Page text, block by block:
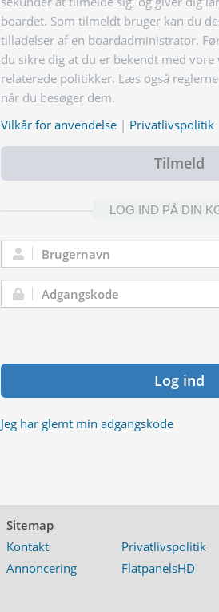
boardet. Som tilmeldt bruger kan du
tilladelser af en boardadministrator.
du sikre dig at du er bekendt med
relaterede politikker. Læs også
når du besøger dem.
Vilkår for anvendelse | Privatlivspolitik
Tilmeld
LOG IND PÅ DIN
Brugernavn:
Adgangskode:
Log ind
Jeg har glemt min adgangskode
Sitemap
Kontakt
Privatlivspolitik
Annoncering
FlatpanelsHD